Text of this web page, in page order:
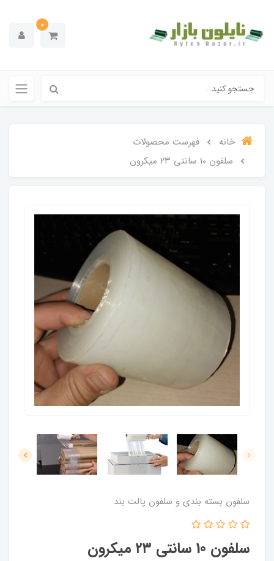
0
خانه
فهرست محصولات
سلفون 10 سانتی ۲۳ میکرون
سلفون بسته بندی و سلفون پالت بند
سلفون 10 سانتی ۲۳ میکرون